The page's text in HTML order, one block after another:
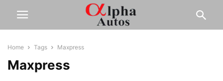
Home Tags Maxpress
Maxpress